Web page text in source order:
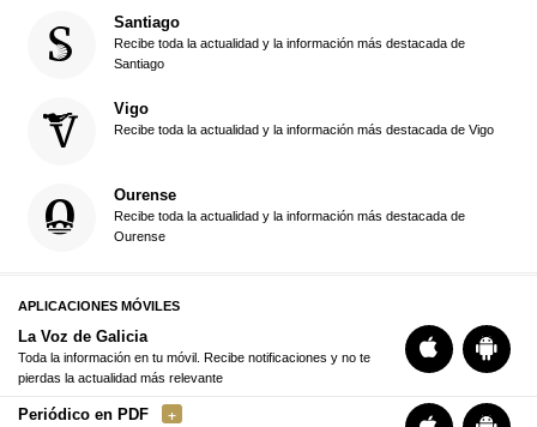
Santiago
Recibe toda la actualidad y la información más destacada de
Santiago
Vigo
Recibe toda la actualidad y la información más destacada de Vigo
Ourense
Recibe toda la actualidad y la información más destacada de
Ourense
APLICACIONES MÓVILES
La Voz de Galicia
Toda la información en tu móvil. Recibe notificaciones y no te
pierdas la actualidad más relevante
Periódico en PDF